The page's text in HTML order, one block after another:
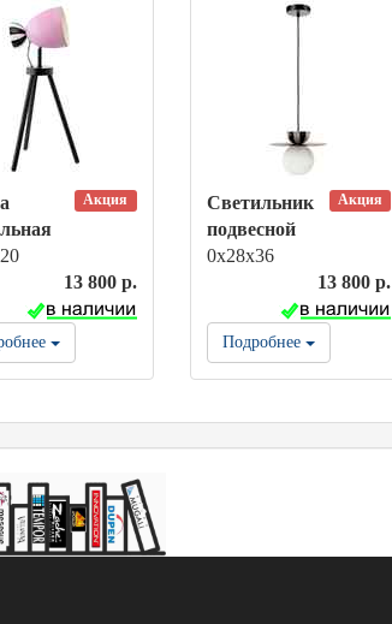
Акция
13 800 р.
Акция
Светильник
подвесной
0х28х36
13 800 р.
Подробнее